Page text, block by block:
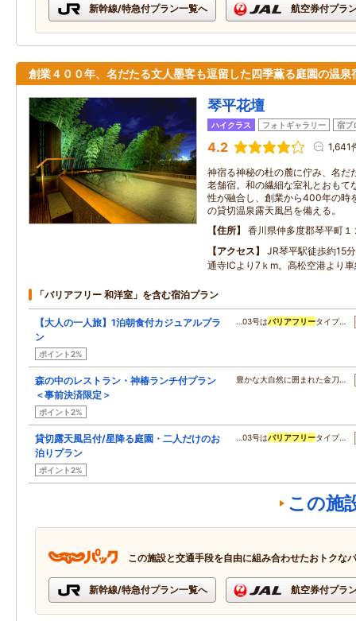
新幹線/特急付プラン一覧へ 航空券付プラ
創業４００年、名だたる文人墨客も逗留した四季薫る庭園の温泉
琴平花壇
ハイクラス フォトギャラリー 宿ブ
4.2 1,641
神宿る神秘の杜の麓に佇み、名だ
老舗宿。和の繊細な室礼とおもて
性が融合し、創業から400年の時
の貸切温泉露天風呂を備える。
住所
香川県仲多度郡琴平町
アクセス
JR琴平駅徒歩約15
通寺ICより7ｋm。高松空港より
「バリアフリー 和洋室」を含む宿泊プラン
【大人の一人旅】1泊朝食付カジュアルプラ
ン
ポイント2%
…03号はバリアフリータイプ…
森の中のレストラン・神椿ランチ付プラン
＜事前決済限定＞
ポイント2%
豊かな大自然に囲まれた金刀…
貸切露天風呂付/星降る庭園・二人だけのお
泊りプラン
ポイント2%
…03号はバリアフリータイプ…
この施
この施設と交通手段を自由に組み合わせたおトクな
新幹線/特急付プラン一覧へ 航空券付プラ